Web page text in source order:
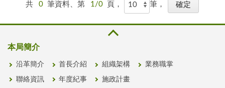
共 0 筆資料、第 1/0 頁， 筆，
本局簡介
沿革簡介 首長介紹 組織架構 業務職掌
聯絡資訊 年度紀事 施政計畫